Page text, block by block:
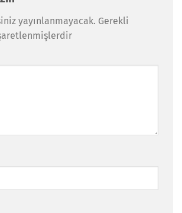
yayınlanmayacak. Gerekli